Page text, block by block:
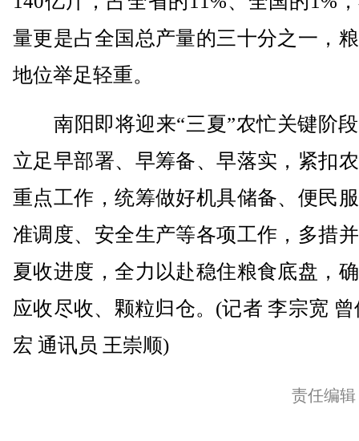
量更是占全国总产量的三十分之一，
地位举足轻重。
南阳即将迎来“三夏”农忙关键阶
立足早部署、早筹备、早落实，紧扣
重点工作，统筹做好机具储备、便民
准调度、安全生产等各项工作，多措
夏收进度，全力以赴稳住粮食底盘，
应收尽收、颗粒归仓。(记者 李宗宽
宏 通讯员 王崇顺)
责任编